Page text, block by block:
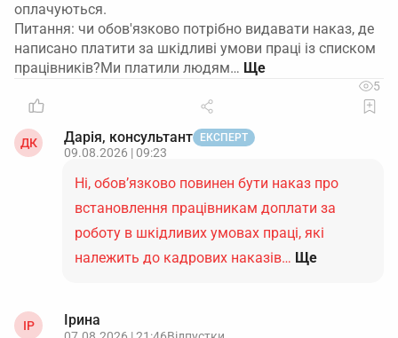
оплачуються.
Питання: чи обов'язково потрібно видавати наказ, де
написано платити за шкідливі умови праці із списком
працівників?Ми платили людям…
5
ДК Дарія, консультант ЕКСПЕРТ
09.08.2026 | 09:23
Ні, обов’язково повинен бути наказ про
встановлення працівникам доплати за
роботу в шкідливих умовах праці, які
належить до кадрових наказів… Ще
ІР Ірина